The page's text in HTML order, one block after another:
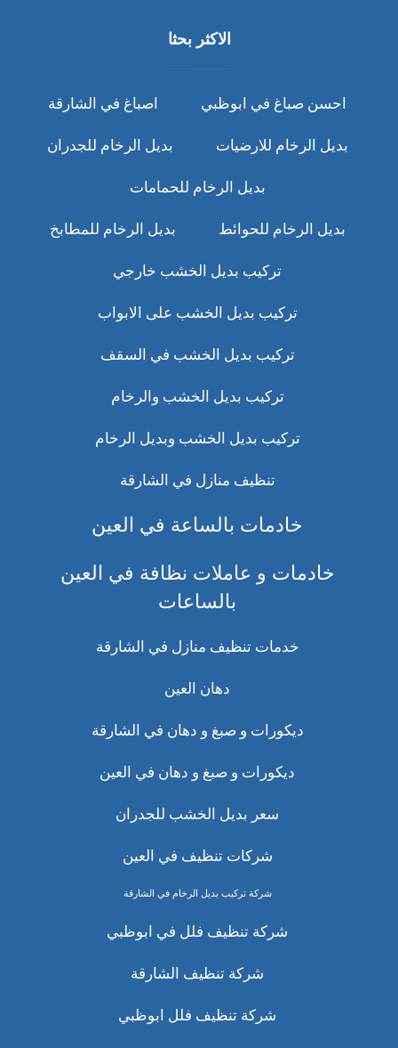
الاكثر بحثا
احسن صباغ في ابوظبي اصباغ في الشارقة
بديل الرخام للارضيات بديل الرخام للجدران
بديل الرخام للحمامات
بديل الرخام للحوائط بديل الرخام للمطابخ
تركيب بديل الخشب خارجي
تركيب بديل الخشب على الابواب
تركيب بديل الخشب في السقف
تركيب بديل الخشب والرخام
تركيب بديل الخشب وبديل الرخام
تنظيف منازل في الشارقة
خادمات بالساعة في العين
خادمات و عاملات نظافة في العين
بالساعات
خدمات تنظيف منازل في الشارقة
دهان العين
ديكورات و صبغ و دهان في الشارقة
ديكورات و صبغ و دهان في العين
سعر بديل الخشب للجدران
شركات تنظيف في العين
شركة تركيب بديل الرخام في الشارقة
شركة تنظيف فلل في ابوظبي
شركة تنظيف الشارقة
شركة تنظيف فلل ابوظبي